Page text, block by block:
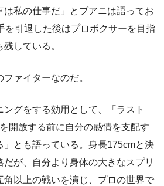
は私の仕事だ」とブアニは語ってお
を引退した後はプロボクサーを目指
している。
ァイターなのだ。
グをする効用として、「ラスト
開放する前に自分の感情を支配す
」とも語っている。身長175cmと決
だが、自分より身体の大きなスプリ
角以上の戦いを演じ、プロの世界で